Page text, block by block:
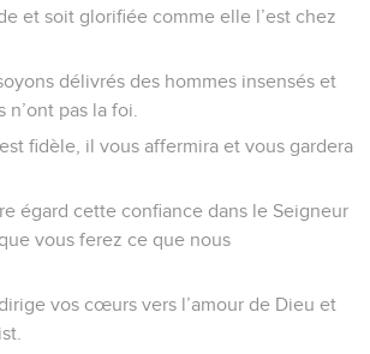
et soit glorifiée comme elle l’est chez
délivrés des hommes insensés et
n’ont pas la foi.
fidèle, il vous affermira et vous gardera
égard cette confiance dans le Seigneur
vous ferez ce que nous
vos cœurs vers l’amour de Dieu et